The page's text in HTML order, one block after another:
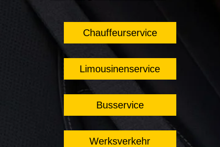
Chauffeurservice
Limousinenservice
Busservice
Werksverkehr